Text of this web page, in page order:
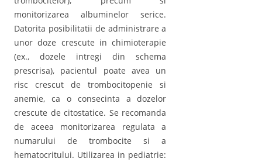
monitorizarea albuminelor serice.
Datorita posibilitatii de administrare a
unor doze crescute in chimioterapie
(ex., dozele intregi din schema
prescrisa), pacientul poate avea un
risc crescut de trombocitopenie si
anemie, ca o consecinta a dozelor
crescute de citostatice. Se recomanda
de aceea monitorizarea regulata a
numarului de trombocite si a
hematocritului. Utilizarea in pediatrie: